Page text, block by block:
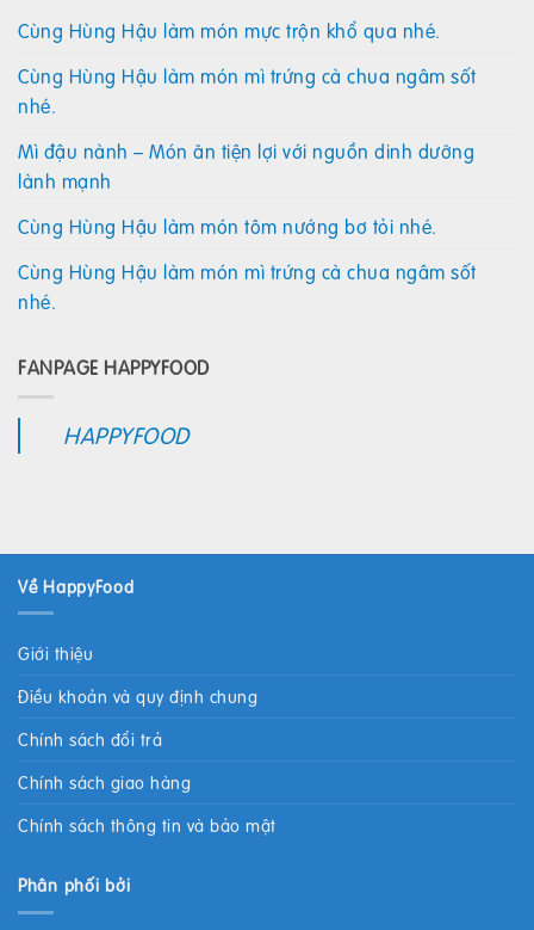
Cùng Hùng Hậu làm món mực trộn khổ qua nhé.
Cùng Hùng Hậu làm món mì trứng cà chua ngâm sốt
nhé.
Mì đậu nành – Món ăn tiện lợi với nguồn dinh dưỡng
lành mạnh
Cùng Hùng Hậu làm món tôm nướng bơ tỏi nhé.
Cùng Hùng Hậu làm món mì trứng cà chua ngâm sốt
nhé.
FANPAGE HAPPYFOOD
HAPPYFOOD
Về HappyFood
Giới thiệu
Điều khoản và quy định chung
Chính sách đổi trả
Chính sách giao hàng
Chính sách thông tin và bảo mật
Phân phối bởi